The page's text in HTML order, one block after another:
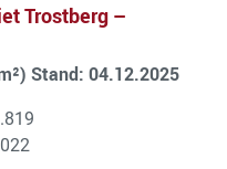
Trostberg –
Stand: 04.12.2025